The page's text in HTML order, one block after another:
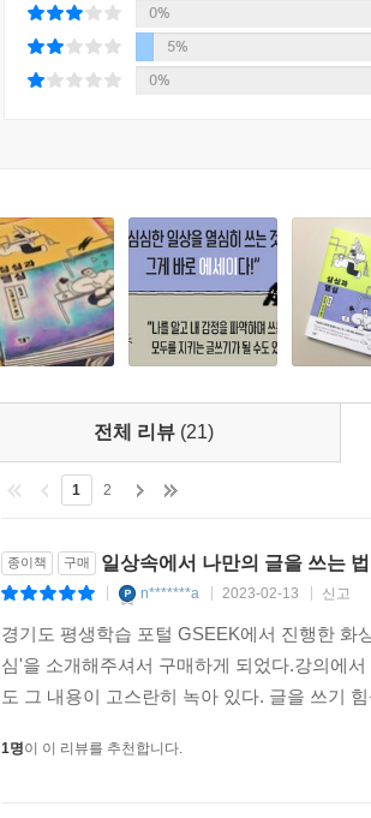
0%
5%
0%
전체 리뷰 (21)
1 2
종이책 구매 일상속에서 나만의 글을 쓰는 법
n*******a 2023-02-13 신고
경기도 평생학습 포털 GSEEK에서 진행한 화
심'을 소개해주셔서 구매하게 되었다.강의에
도 그 내용이 고스란히 녹아 있다. 글을 쓰기
1명이 이 리뷰를 추천합니다.